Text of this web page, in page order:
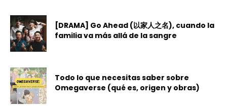
[DRAMA] Go Ahead (以家人之名), cuando la
familia va más allá de la sangre
Todo lo que necesitas saber sobre
Omegaverse (qué es, origen y obras)